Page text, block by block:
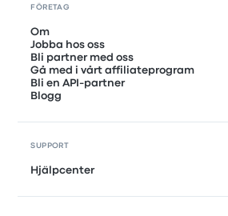
FÖRETAG
Om
Jobba hos oss
Bli partner med oss
Gå med i vårt affiliateprogram
Bli en API-partner
Blogg
SUPPORT
Hjälpcenter